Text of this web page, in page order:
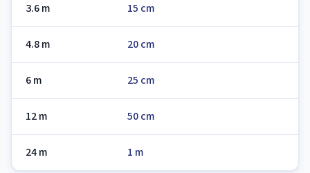
3.6 m 15 cm
4.8 m 20 cm
6 m 25 cm
12 m 50 cm
24 m 1 m